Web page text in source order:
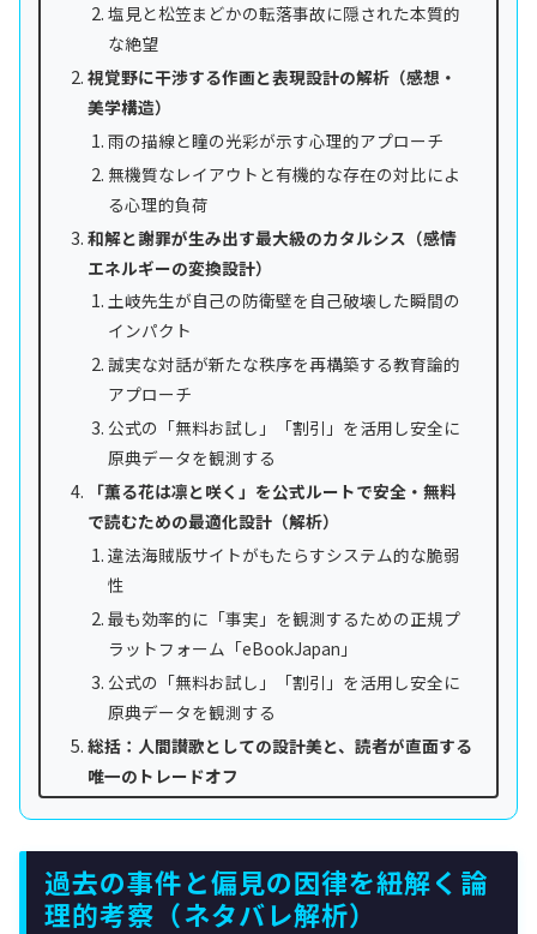
塩見と松笠まどかの転落事故に隠された本質的
な絶望
視覚野に干渉する作画と表現設計の解析（感想・
美学構造）
雨の描線と瞳の光彩が示す心理的アプローチ
無機質なレイアウトと有機的な存在の対比によ
る心理的負荷
和解と謝罪が生み出す最大級のカタルシス（感情
エネルギーの変換設計）
土岐先生が自己の防衛壁を自己破壊した瞬間の
インパクト
誠実な対話が新たな秩序を再構築する教育論的
アプローチ
公式の「無料お試し」「割引」を活用し安全に
原典データを観測する
「薫る花は凛と咲く」を公式ルートで安全・無料
で読むための最適化設計（解析）
違法海賊版サイトがもたらすシステム的な脆弱
性
最も効率的に「事実」を観測するための正規プ
ラットフォーム「eBookJapan」
公式の「無料お試し」「割引」を活用し安全に
原典データを観測する
総括：人間讃歌としての設計美と、読者が直面する
唯一のトレードオフ
過去の事件と偏見の因律を紐解く論
理的考察（ネタバレ解析）